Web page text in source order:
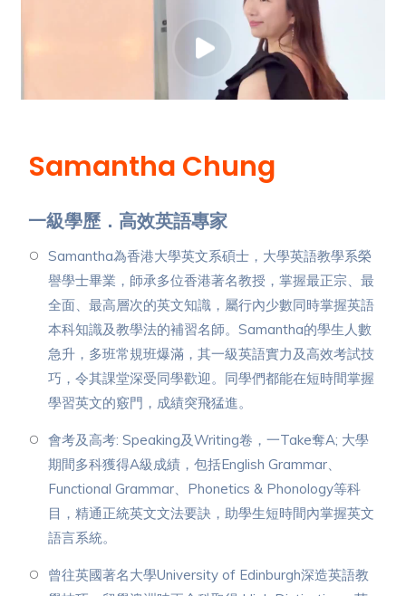
Samantha Chung
一級學歷．高效英語專家
Samantha為香港大學英文系碩士，大學英語教學系榮
譽學士畢業，師承多位香港著名教授，掌握最正宗、最
全面、最高層次的英文知識，屬行內少數同時掌握英語
本科知識及教學法的補習名師。Samantha的學生人數
急升 ， 多班常規班爆滿，其一級英語實力及高效考試技
巧，令其課堂深受同學歡迎。同學們都能在短時間掌握
學習英文的竅門，成績突飛猛進。
會考及高考: Speaking及Writing卷，一Take奪A; 大學
期間多科獲得A級成績，包括English Grammar、
Functional Grammar、Phonetics & Phonology等科
目，精通正統英文文法要訣，助學生短時間內掌握英文
語言系統。
曾往英國著名大學University of Edinburgh深造英語教